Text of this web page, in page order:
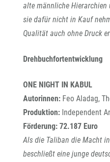
alte männliche
sie dafür nicht in Kauf
Qualität auch ohne Druck
Drehbuchfortentwicklung
ONE NIGHT IN KABUL
Autorinnen: Feo Aladag,
Produktion: Independent
Förderung: 72.187 Euro
Als die Taliban die Macht
beschließt eine junge